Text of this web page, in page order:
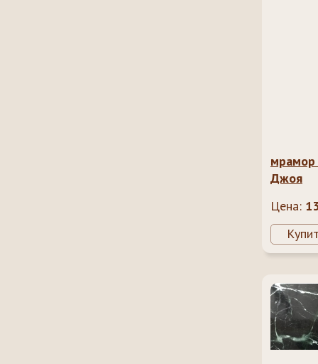
мрамор
Джоя
Цена: